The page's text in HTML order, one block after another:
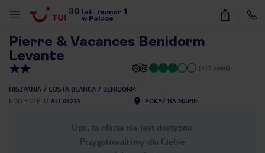
30 lat numer 1
w Polsce
28
Pierre & Vacances Benidorm
Levante
(817 opinii)
HISZPANIA COSTA BLANCA
BENIDORM
KOD HOTELU ALC06233 POKAŻ NA MAPIE
Ups, ta oferta nie jest dostępna.
Przygotowaliśmy dla Ciebie